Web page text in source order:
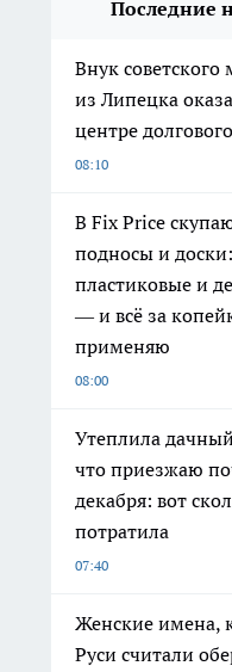
Последние
Внук советского
из Липецка
центре
08:10
В Fix Price
подносы и доски:
пластиковые и
— и всё за
применяю
08:00
Утеплила
что приезжаю
декабря: вот
потратила
07:40
Женские имена,
Руси считали